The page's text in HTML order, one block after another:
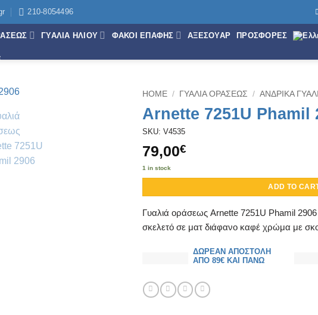
210-8054496
ΓΥΑΛΙΑ ΗΛΙΟΥ ΦΑΚΟΙ ΕΠΑΦΗΣ ΑΞΕΣΟΥΑΡ ΠΡΟΣΦΟΡΕΣ
HOME / ΓΥΑΛΙΑ ΟΡΑΣΕΩΣ / ΑΝΔΡΙΚΑ
Arnette 7251U Phamil
SKU: V4535
79,00€
1 in stock
ADD TO
Γυαλιά οράσεως Arnette 7251U Phamil
σκελετό σε ματ διάφανο καφέ χρώμα με
ΔΩΡΕΑΝ ΑΠΟΣΤΟΛΗ
ΑΠΟ 89€ ΚΑΙ ΠΑΝΩ